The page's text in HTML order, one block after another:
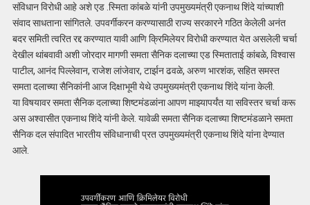
संविधान विरोधी आहे अशे एड .स्मिता कांबळे यांनी उपमुख्यमंत्री एकनाथ शिंदे यांच्याशी
संवाद साधताना सांगितले. उपवर्गीकरन करण्यासाठी राज्य सरकारने गठित केलेली अनंत
बदर समिती त्वरित रद्द करण्यात यावी आणि क्रिमिलेयर विरोधी करण्यात येत असलेली चर्चा
देखील थांबवावी अशी जोरदार मागणी समता सैनिक दलाच्या एड स्मिताताई कांबळे, विश्वास
पाटील, आनंद पिल्लेवान, राजेश लांजेवार, टार्झन ढवळे, अरुण भारशंक, सहित समस्त
समता दलाच्या सैनिकांनी आज दिक्षाभूमी येथे उपमुख्यमंत्री एकनाथ शिंदे यांना केली.
या विषयावर समता सैनिक दलाच्या शिष्टमंडळांना आपण माझ्यापर्यंत या सविस्तर चर्चा करू
अस अश्वासीत एकनाथ शिंदे यांनी केले. यावेळी समता सैनिक दलाच्या शिष्टमंडळाने समता
सैनिक दल संपादित भारतीय संविधानाची प्रत उपमुख्यमंत्री एकनाथ शिंदे यांना देण्यात
आले.